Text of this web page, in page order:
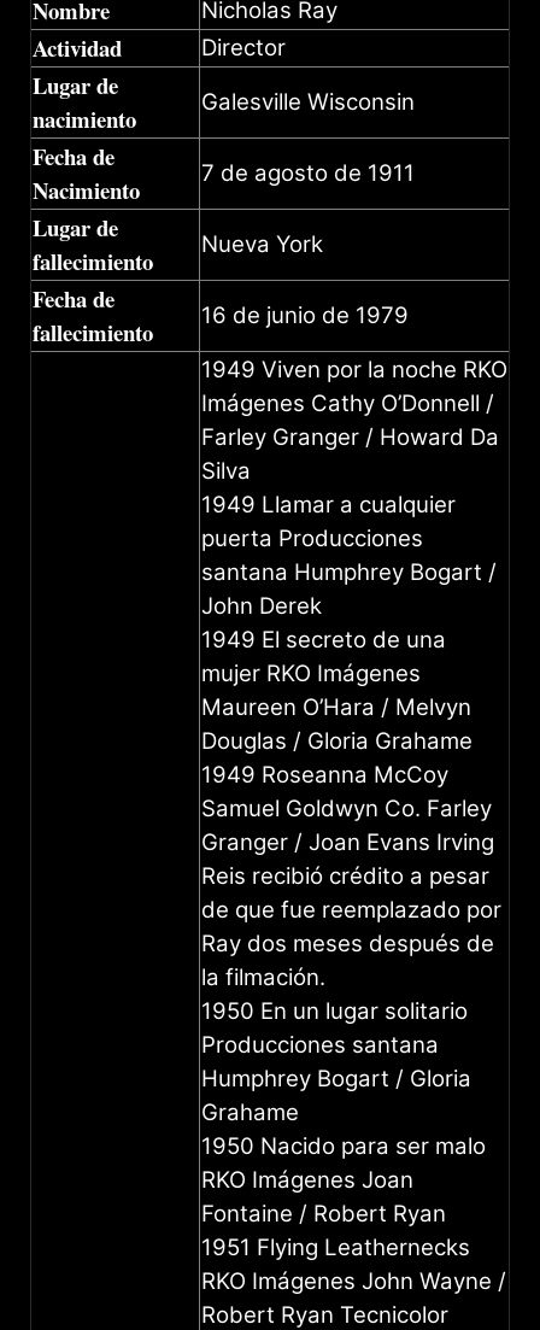
Nombre Nicholas Ray
Actividad Director
Lugar de
nacimiento
Galesville Wisconsin
Fecha de
Nacimiento
7 de agosto de 1911
Lugar de
fallecimiento
Nueva York
Fecha de
fallecimiento
16 de junio de 1979
1949 Viven por la noche RKO
Imágenes Cathy O’Donnell /
Farley Granger / Howard Da
Silva
1949 Llamar a cualquier
puerta Producciones
santana Humphrey Bogart /
John Derek
1949 El secreto de una
mujer RKO Imágenes
Maureen O’Hara / Melvyn
Douglas / Gloria Grahame
1949 Roseanna McCoy
Samuel Goldwyn Co. Farley
Granger / Joan Evans Irving
Reis recibió crédito a pesar
de que fue reemplazado por
Ray dos meses después de
la filmación.
1950 En un lugar solitario
Producciones santana
Humphrey Bogart / Gloria
Grahame
1950 Nacido para ser malo
RKO Imágenes Joan
Fontaine / Robert Ryan
1951 Flying Leathernecks
RKO Imágenes John Wayne /
Robert Ryan Tecnicolor